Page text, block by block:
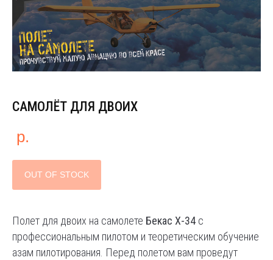
САМОЛЁТ ДЛЯ ДВОИХ
р.
OUT OF STOCK
Полет для двоих на самолете Бекас Х-34 с
профессиональным пилотом и теоретическим обучение
азам пилотирования. Перед полетом вам проведут